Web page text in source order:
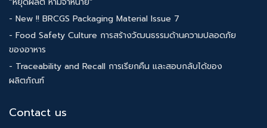
- New !! BRCGS Packaging Material Issue 7
- Food Safety Culture การสร้างวัฒนธรรมด้านความปลอดภัย
ของอาหาร
- Traceability and Recall การเรียกคืน และสอบกลับได้ของ
ผลิตภัณฑ์
Contact us